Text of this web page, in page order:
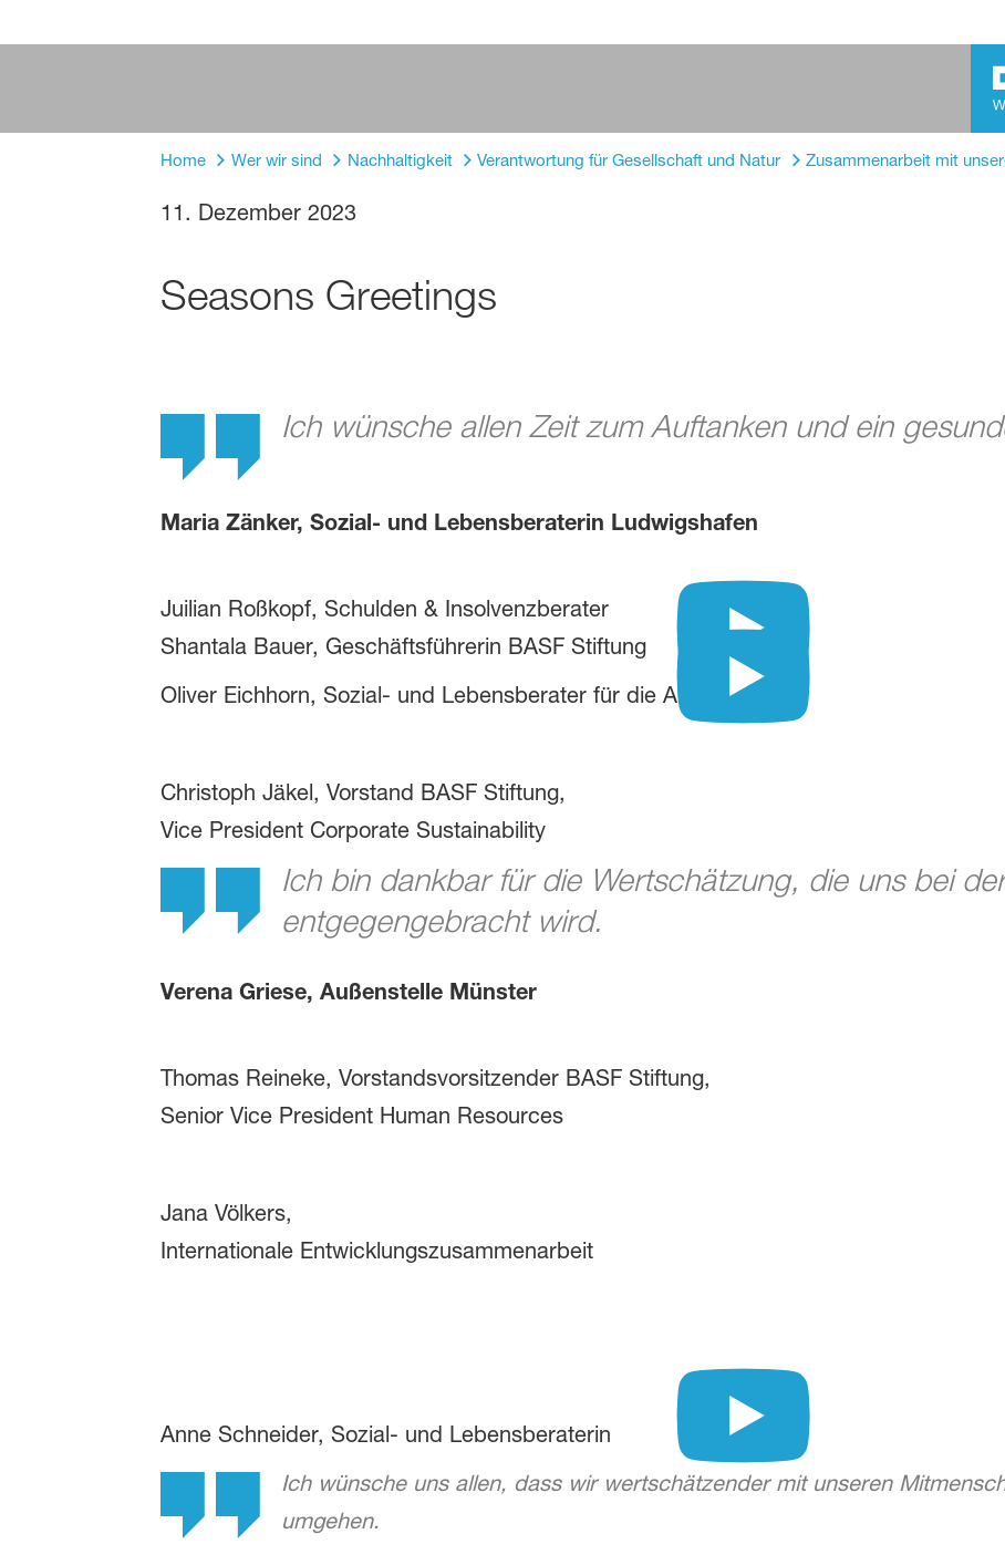
Home Wer wir sind Nachhaltigkeit Verantwortung für Gesellschaft und Natur Zusammenarbeit mit
11. Dezember 2023
Seasons Greetings
Ich wünsche allen Zeit zum Auftanken und ein
Maria Zänker, Sozial- und Lebensberaterin Ludwigshafen
Juilian Roßkopf, Schulden & Insolvenzberater
Shantala Bauer, Geschäftsführerin BASF Stiftung
Oliver Eichhorn, Sozial- und Lebensberater für die Ausbilung
Christoph Jäkel, Vorstand BASF Stiftung,
Vice President Corporate Sustainability
Ich bin dankbar für die Wertschätzung, die uns bei
entgegengebracht wird.
Verena Griese, Außenstelle Münster
Thomas Reineke, Vorstandsvorsitzender BASF Stiftung,
Senior Vice President Human Resources
Jana Völkers,
Internationale Entwicklungszusammenarbeit
Anne Schneider, Sozial- und Lebensberaterin
Ich wünsche uns allen, dass wir wertschätzender mit unseren
umgehen.